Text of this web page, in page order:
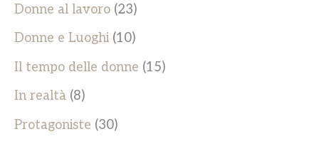
Donne al lavoro (23)
Donne e Luoghi (10)
Il tempo delle donne (15)
In realtà (8)
Protagoniste (30)